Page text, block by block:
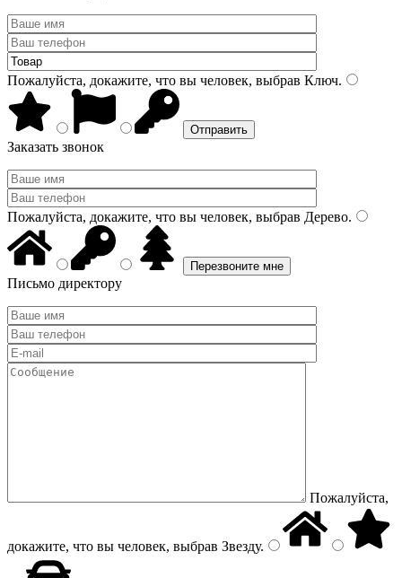
Пожалуйста, докажите, что вы человек, выбрав Ключ.
Заказать звонок
Пожалуйста, докажите, что вы человек, выбрав Дерево.
Письмо директору
Пожалуйста,
докажите, что вы человек, выбрав Звезду.